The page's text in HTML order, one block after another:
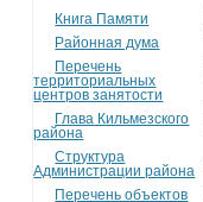
Книга Памяти
Районная дума
Перечень
территориальных
центров занятости
Глава Кильмезского
района
Структура
Администрации района
Перечень объектов